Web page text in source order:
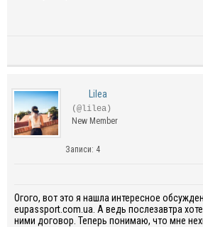
Lilea
(@lilea)
New Member
Записи: 4
Огого, вот это я нашла интересное
eupassport.com.ua. А ведь послезавтра
ними договор. Теперь понимаю, что мне